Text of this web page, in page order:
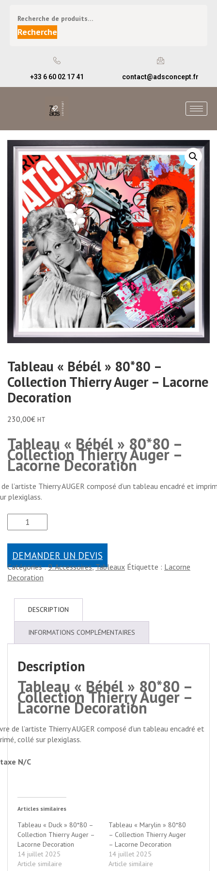
Recherche
+33 6 60 02 17 41 contact@adsconcept.fr
Tableau « Bébél » 80*80 –
Collection Thierry Auger – Lacorne
Decoration
230,00€ HT
Tableau « Bébél » 80*80 –
Collection Thierry Auger –
Lacorne Decoration
l’artiste Thierry AUGER composé d’un tableau encadré et
plexiglass.
DEMANDER UN DEVIS
Catégories :9. Accessoires,Tableaux Étiquette : Lacorne
Decoration
DESCRIPTION
INFORMATIONS COMPLÉMENTAIRES
Description
Tableau « Bébél » 80*80 –
Collection Thierry Auger –
Lacorne Decoration
de l’artiste Thierry AUGER composé d’un tableau encadré et
collé sur plexiglass.
N/C
Articles similaires
Tableau « Duck » 80*80 –
Collection Thierry Auger –
Lacorne Decoration
14 juillet 2025
Article similaire
Tableau « Marylin » 80*80
– Collection Thierry Auger
– Lacorne Decoration
14 juillet 2025
Article similaire